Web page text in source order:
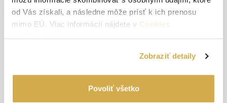
od Vás získali, a následne môže prísť k ich prenosu
mimo EÚ. Viac informácií nájdete v Cookies
Zobraziť detaily
Povoliť všetko
Realitný maklér